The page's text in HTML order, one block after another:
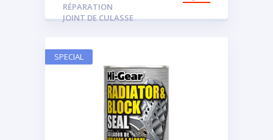
RÉPARATION
JOINT DE CULASSE
SPECIAL